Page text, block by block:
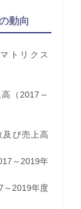
動向
トリクス
（2017～
び売上高
～2019年
2019年度